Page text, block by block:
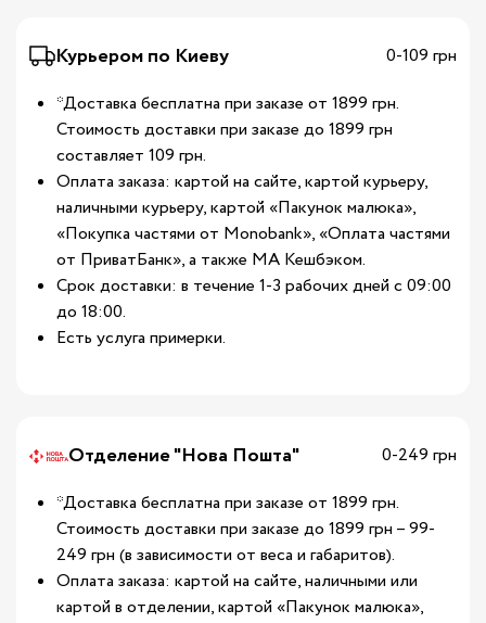
Курьером по Киеву
0-109 грн
*Доставка бесплатна при заказе от 1899 грн.
Стоимость доставки при заказе до 1899 грн
составляет 109 грн.
Оплата заказа: картой на сайте, картой курьеру,
наличными курьеру, картой «Пакунок малюка»,
«Покупка частями от Monobank», «Оплата частями
от ПриватБанк», а также МА Кешбэком.
Срок доставки: в течение 1-3 рабочих дней с 09:00
до 18:00.
Есть услуга примерки.
Отделение "Нова Пошта"
0-249 грн
*Доставка бесплатна при заказе от 1899 грн.
Стоимость доставки при заказе до 1899 грн – 99-
249 грн (в зависимости от веса и габаритов).
Оплата заказа: картой на сайте, наличными или
картой в отделении, картой «Пакунок малюка»,